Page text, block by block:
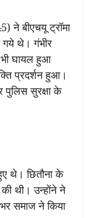
ने बीएचयू ट्रॉमा
गये थे। गंभीर
भी घायल हुआ
प्रदर्शन हुआ।
पुलिस सुरक्षा के
थे। छितौना के
थी। उन्होंने ने
समाज ने किया